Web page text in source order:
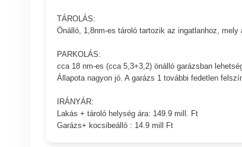
TÁROLÁS:
Önálló, 1,8nm-es tároló tartozik az ingatlanhoz, mely
PARKOLÁS:
cca 18 nm-es (cca 5,3+3,2) önálló garázsban
Állapota nagyon jó. A garázs 1 további fedetlen
IRÁNYÁR:
Lakás + tároló helység ára: 149.9 mill. Ft
Garázs+ kocsibeálló : 14.9 mill Ft